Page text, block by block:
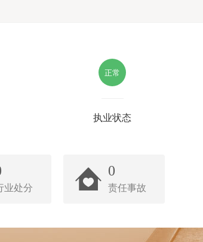
正常
执业状态
业处分
0
责任事故